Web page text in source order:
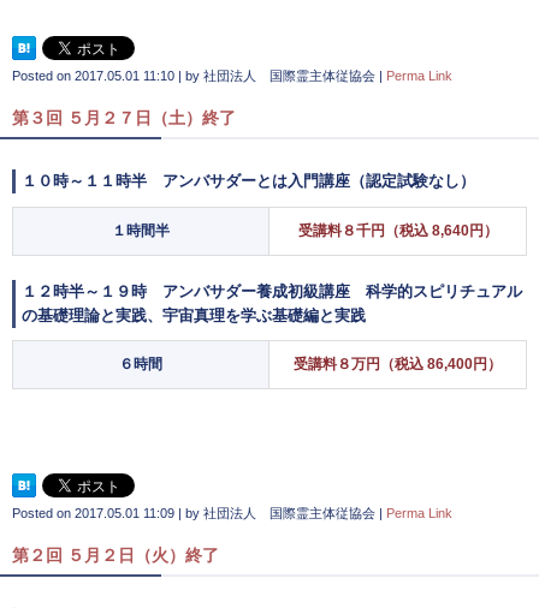
Posted on 2017.05.01 11:10 | by 社団法人 国際霊主体従協会 | Perma Link
第３回 ５月２７日（土）終了
１０時～１１時半 アンバサダーとは入門講座（認定試験なし）
１時間半 受講料８千円（税込 8,640円）
１２時半～１９時 アンバサダー養成初級講座 科学的スピリチュアル
の基礎理論と実践、宇宙真理を学ぶ基礎編と実践
６時間 受講料８万円（税込 86,400円）
Posted on 2017.05.01 11:09 | by 社団法人 国際霊主体従協会 | Perma Link
第２回 ５月２日（火）終了